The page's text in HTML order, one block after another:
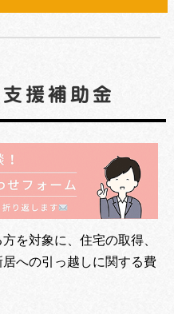
援補助金
を対象に、住宅の取得、
への引っ越しに関する費